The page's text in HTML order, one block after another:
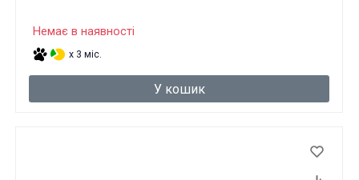
Немає в наявності
x 3 міс.
У кошик